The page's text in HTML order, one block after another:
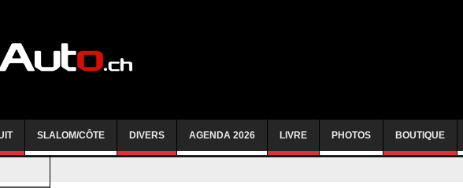
SLALOM/CÔTE DIVERS AGENDA 2026 LIVRE PHOTOS BOUTIQUE